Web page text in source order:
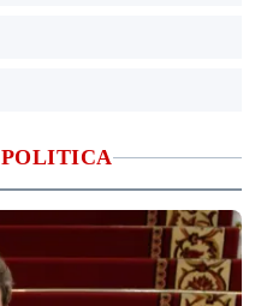
POLITICA